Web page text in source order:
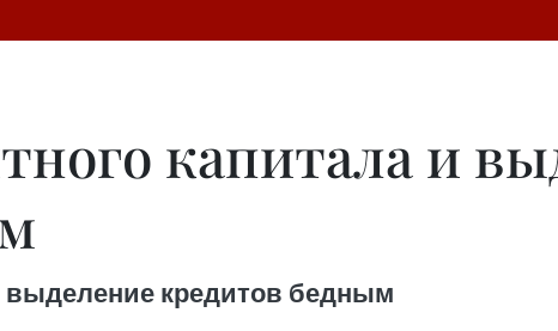
капитала и
выделение кредитов бедным